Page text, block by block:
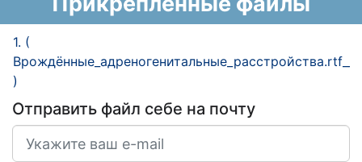
1. (
)
Отправить файл себе на почту